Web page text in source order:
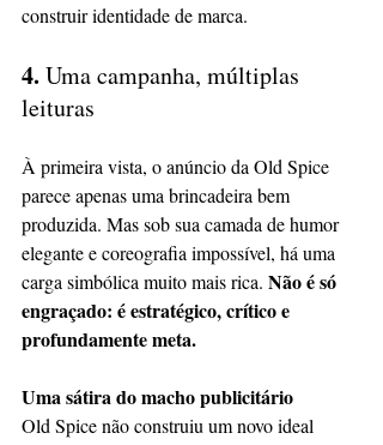
construir identidade de marca.
4. Uma campanha, múltiplas
leituras
À primeira vista, o anúncio da Old Spice
parece apenas uma brincadeira bem
produzida. Mas sob sua camada de humor
elegante e coreografia impossível, há uma
carga simbólica muito mais rica. Não é só
engraçado: é estratégico, crítico e
profundamente meta.
Uma sátira do macho publicitário
Old Spice não construiu um novo ideal